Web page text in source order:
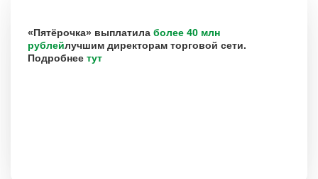
«Пятёрочка» выплатила более 40 млн
рублейлучшим директорам торговой сети.
Подробнее тут